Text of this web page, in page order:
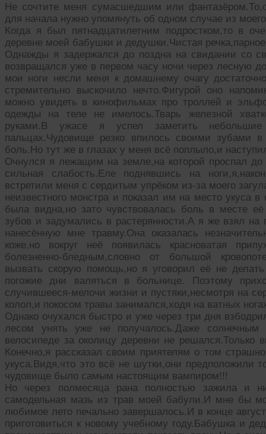
Не сочтите меня сумасшедшим или
для начала нужно упомянуть об одном случае из
Когда я был пятнадцатилетним подростком,то в
деревне моей бабушки и дедушки.Чистая
Однажды я задержался до поздна на свидании со
возвращался уже в первом часу ночи через лесную
мои ноги несли меня к домашнему очагу
стремительно выскочило нечто.Фигурой оно
можно увидеть в кинофильмах про троллей и
одежды на теле не имелось.Тварь железной
руками.В ужасе я успел заметить
пальцах.Чудовище резко впилось своими
боль.Но тут же в глазах у меня всё поплыло,и
Очнулся я лежащим на земле,на которой проспал
сильная слабость.Еле поднявшись на
встретили меня с сердитым упрёком из-за моего
неизвестного монстра и показал им на место
была видна,но зато чувствовалась боль в месте
зубов и задумались в растерянности.А я же взял
нанесённую мне травму.Она оказалась
коже,но вокруг неё появилась красноватая
болезненно-бледным,словно от большой
вызвать скорую помощь,но я уговорил её не
погожие дни валяться в больнице. Поэтому
случившееся-мелочи жизни и пустяки,несмотря на
колол,и покосом травы занимался,ходя на ватных
Однако очухался быстро и уже через три дня
лесом унять уже не получалось.Даже
велосипеде за околицу деревни не
Конечно,я рассказал своим приятелям о том
укуса.Видя,что это всё не шутки,они предположили
чудовище было самым настоящим вампиром!!!
Но через полмесяца рана полностью зажила и
самодельная мазь из трав моей бабули.И мне бы
любимое лето печально завершалось.И в конце
приготовиться к новому учебному году.Бабушка и